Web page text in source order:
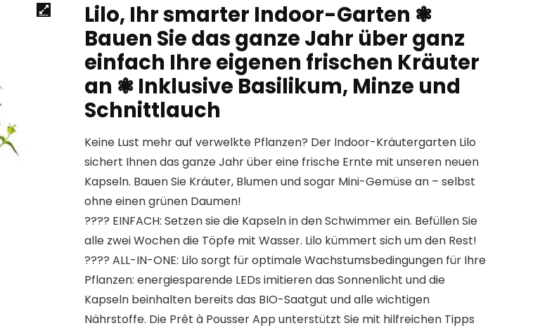
Lilo, Ihr smarter Indoor-Garten ❃
Bauen Sie das ganze Jahr über ganz
einfach Ihre eigenen frischen Kräuter
an ❃ Inklusive Basilikum, Minze und
Schnittlauch
Keine Lust mehr auf verwelkte Pflanzen? Der Indoor-Kräutergarten Lilo
sichert Ihnen das ganze Jahr über eine frische Ernte mit unseren neuen
Kapseln. Bauen Sie Kräuter, Blumen und sogar Mini-Gemüse an – selbst
ohne einen grünen Daumen!
???? EINFACH: Setzen sie die Kapseln in den Schwimmer ein. Befüllen Sie
alle zwei Wochen die Töpfe mit Wasser. Lilo kümmert sich um den Rest!
???? ALL-IN-ONE: Lilo sorgt für optimale Wachstumsbedingungen für Ihre
Pflanzen: energiesparende LEDs imitieren das Sonnenlicht und die
Kapseln beinhalten bereits das BIO-Saatgut und alle wichtigen
Nährstoffe. Die Prêt à Pousser App unterstützt Sie mit hilfreichen Tipps